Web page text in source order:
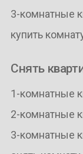
3-комнатные
купить
Снять
1-комнатные
2-комнатные
3-комнатные